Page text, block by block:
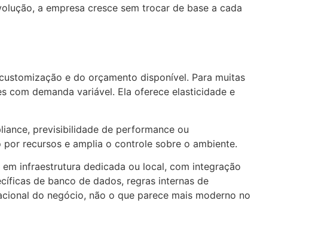
a empresa cresce sem trocar de base a cada
e do orçamento disponível. Para muitas
com demanda variável. Ela oferece elasticidade e
previsibilidade de performance ou
recursos e amplia o controle sobre o ambiente.
infraestrutura dedicada ou local, com integração
de banco de dados, regras internas de
do negócio, não o que parece mais moderno no